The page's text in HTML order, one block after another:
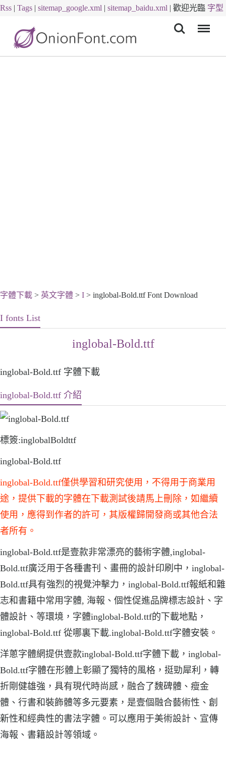
Rss | Tags | sitemap_google.xml | sitemap_baidu.xml | 歡迎光臨 字型
字體下載 > 英文字體 > I > inglobal-Bold.ttf Font Download
I fonts List
inglobal-Bold.ttf
inglobal-Bold.ttf 字體下載
inglobal-Bold.ttf 介紹
標簽:inglobalBoldttf
inglobal-Bold.ttf
inglobal-Bold.ttf僅供學習和研究使用，不得用于商業用
途，提供下載的字體在下載測試後請馬上刪除，如繼續
使用，應得到作者的許可，其版權歸開發商或其他合法
者所有。
inglobal-Bold.ttf是壹款非常漂亮的藝術字體,inglobal-
Bold.ttf廣泛用于各種書刊、畫冊的設計印刷中，inglobal-
Bold.ttf具有強烈的視覺沖擊力，inglobal-Bold.ttf報紙和雜
志和書籍中常用字體, 海報、個性促進品牌標志設計、字
體設計、等環境，字體inglobal-Bold.ttf的下載地點，
inglobal-Bold.ttf 從哪裏下載.inglobal-Bold.ttf字體安裝。
洋蔥字體網提供壹款inglobal-Bold.ttf字體下載，inglobal-
Bold.ttf字體在形體上彰顯了獨特的風格，挺勁犀利，轉
折剛健雄強，具有現代時尚感，融合了魏碑體、瘦金
體、行書和裝飾體等多元要素，是壹個融合藝術性、創
新性和經典性的書法字體。可以應用于美術設計、宣傳
海報、書籍設計等領域。